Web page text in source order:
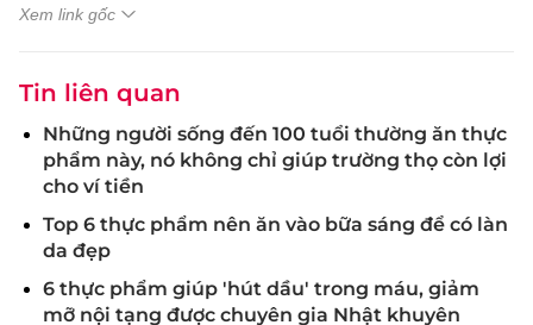
Xem link gốc
Tin liên quan
Những người sống đến 100 tuổi thường ăn thực
phẩm này, nó không chỉ giúp trường thọ còn lợi
cho ví tiền
Top 6 thực phẩm nên ăn vào bữa sáng để có làn
da đẹp
6 thực phẩm giúp 'hút dầu' trong máu, giảm
mỡ nội tạng được chuyên gia Nhật khuyên